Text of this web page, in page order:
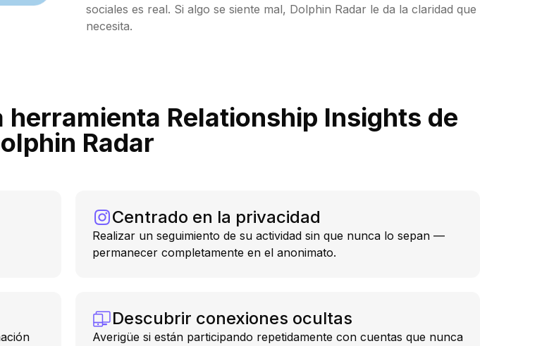
sociales es real. Si algo se siente mal, Dolphin Radar le da la claridad que
necesita.
Relationship Insights de
Radar
Centrado en la privacidad
Realizar un seguimiento de su actividad sin que nunca lo sepan —
permanecer completamente en el anonimato.
Descubrir conexiones ocultas
Averigüe si están participando repetidamente con cuentas que nunca